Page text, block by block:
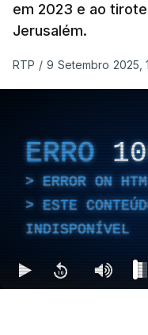
em 2023 e ao
Jerusalém.
RTP / 9 Setembro 2025,
ERRO
ERROR ON
ESTE
INDISPONÍVEL